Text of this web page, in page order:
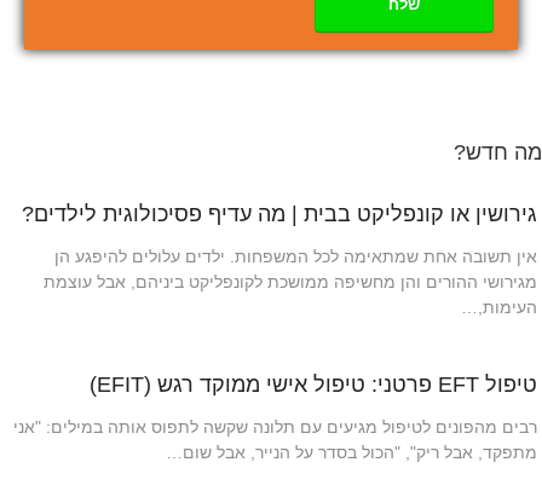
שלח
מה חדש?
גירושין או קונפליקט בבית | מה עדיף פסיכולוגית לילדים?
אין תשובה אחת שמתאימה לכל המשפחות. ילדים עלולים להיפגע הן
מגירושי ההורים והן מחשיפה ממושכת לקונפליקט ביניהם, אבל עוצמת
העימות,…
טיפול EFT פרטני: טיפול אישי ממוקד רגש (EFIT)
רבים מהפונים לטיפול מגיעים עם תלונה שקשה לתפוס אותה במילים: "אני
מתפקד, אבל ריק", "הכול בסדר על הנייר, אבל שום…